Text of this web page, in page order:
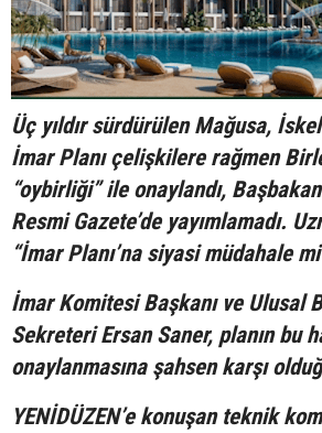
Üç yıldır sürdürülen Mağusa,
İmar Planı çelişkilere rağmen
“oybirliği” ile onaylandı,
Resmi Gazete’de yayımlamadı.
“İmar Planı’na siyasi müdahale mi
İmar Komitesi Başkanı ve Ulusal
Sekreteri Ersan Saner, planın bu
onaylanmasına şahsen karşı
YENİDÜZEN’e konuşan teknik